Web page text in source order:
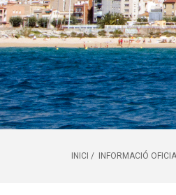
INICI / INFORMACIÓ